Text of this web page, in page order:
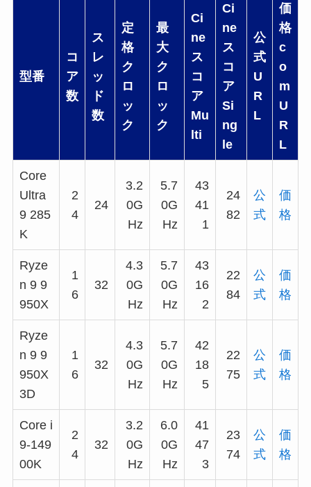
型番
コ
ア
数
ス
レ
ッ
ド
数
定
格
ク
ロ
ッ
ク
最
大
ク
ロ
ッ
ク
Ci
ne
ス
コ
ア
Mu
lti
Ci
ne
ス
コ
ア
Si
ng
le
公
式
U
R
L
価
格
c
o
m
U
R
L
Core
Ultra
9 285
K
2
4
24
3.2
0G
Hz
5.7
0G
Hz
43
41
1
24
82
公
式
価
格
Ryze
n 9 9
950X
1
6
32
4.3
0G
Hz
5.7
0G
Hz
43
16
2
22
84
公
式
価
格
Ryze
n 9 9
950X
3D
1
6
32
4.3
0G
Hz
5.7
0G
Hz
42
18
5
22
75
公
式
価
格
Core i
9-149
00K
2
4
32
3.2
0G
Hz
6.0
0G
Hz
41
47
3
23
74
公
式
価
格